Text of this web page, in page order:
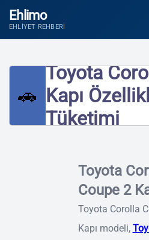
Ehlimo
EHLIYET REHBERI
🚗
Toyota
Kapı
Tüketimi
Toyota
Coupe 2
Toyota Corolla
Kapı modeli,